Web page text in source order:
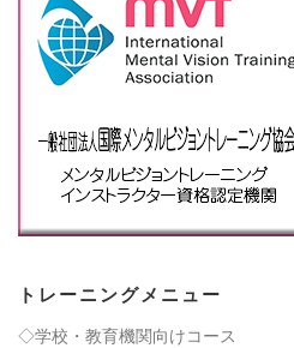
トレーニングメニュー
◇学校・教育機関向けコース